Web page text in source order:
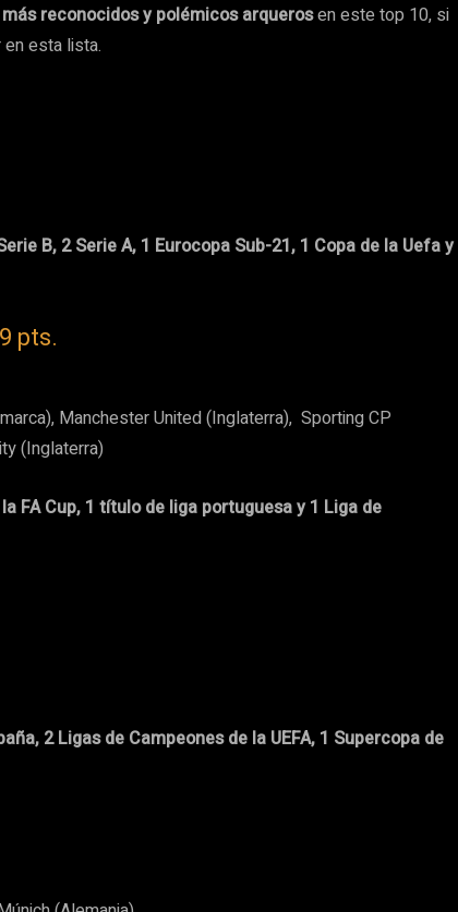
reconocidos y polémicos arquerosen este top 10, si
esta lista.
B, 2 Serie A, 1 Eurocopa Sub-21, 1 Copa de la Uefa y
pts.
Manchester United (Inglaterra), Sporting CP
(Inglaterra)
FA Cup, 1 título de liga portuguesa y 1 Liga de
2 Ligas de Campeones de la UEFA, 1 Supercopa de